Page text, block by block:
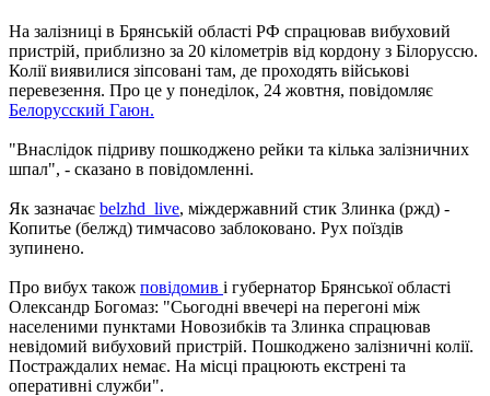
На залізниці в Брянській області РФ спрацював вибуховий
пристрій, приблизно за 20 кілометрів від кордону з Білоруссю.
Колії виявилися зіпсовані там, де проходять військові
перевезення. Про це у понеділок, 24 жовтня, повідомляє
Белорусский Гаюн.
"Внаслідок підриву пошкоджено рейки та кілька залізничних
шпал", - сказано в повідомленні.
Як зазначає belzhd_live, міждержавний стик Злинка (ржд) -
Копитье (белжд) тимчасово заблоковано. Рух поїздів
зупинено.
Про вибух також повідомив і губернатор Брянської області
Олександр Богомаз: "Сьогодні ввечері на перегоні між
населеними пунктами Новозибків та Злинка спрацював
невідомий вибуховий пристрій. Пошкоджено залізничні колії.
Постраждалих немає. На місці працюють екстрені та
оперативні служби".